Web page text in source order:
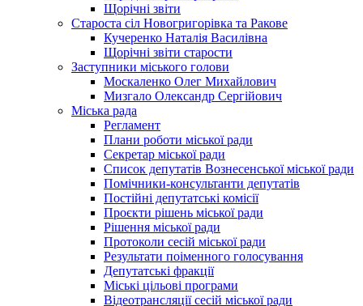
Щорічні звіти
Староста сіл Новогригорівка та Ракове
Кучеренко Наталія Василівна
Щорічні звіти старости
Заступники міського голови
Москаленко Олег Михайлович
Мизгало Олександр Сергійович
Міська рада
Регламент
Плани роботи міської ради
Секретар міської ради
Список депутатів Вознесенської міської ради
Помічники-консультанти депутатів
Постійні депутатські комісії
Проєкти рішень міської ради
Рішення міської ради
Протоколи сесій міської ради
Результати поіменного голосування
Депутатські фракції
Міські цільові програми
Відеотрансляції сесій міської ради